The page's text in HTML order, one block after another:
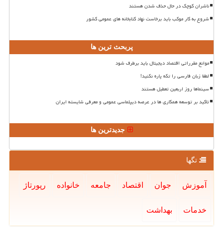
ناشران کوچک در حال حذف شدن هستند
شروع به کار موکب باید برخاست نهاد کتابخانه های عمومی کشور
پربحث ترین ها
موانع مقرراتی اقتصاد دیجیتال باید برطرف شود
لطفا زبان فارسی را تکه پاره نکنید!
سینماها روز اربعین تعطیل هستند
تاکید بر توسعه همکاری ها در عرصه دیپلماسی عمومی و معرفی شایسته ایران
جدیدترین ها
تگها
آموزش جوان اقتصاد جامعه خانواده رپورتاژ
خدمات بهداشت